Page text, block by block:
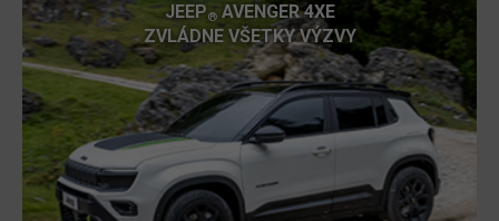
JEEP®AVENGER 4XE
ZVLÁDNE VŠETKY VÝZVY